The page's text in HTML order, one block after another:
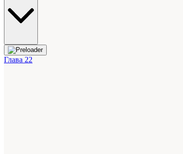
Глава 22